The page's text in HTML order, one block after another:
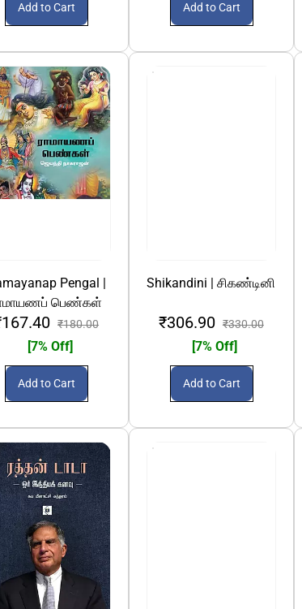
Add to Cart Add to Cart
Pengal |
பெண்கள்
₹180.00
[7% Off]
Add to Cart
Shikandini | சிகண்டினி
₹306.90 ₹330.00
[7% Off]
Add to Cart